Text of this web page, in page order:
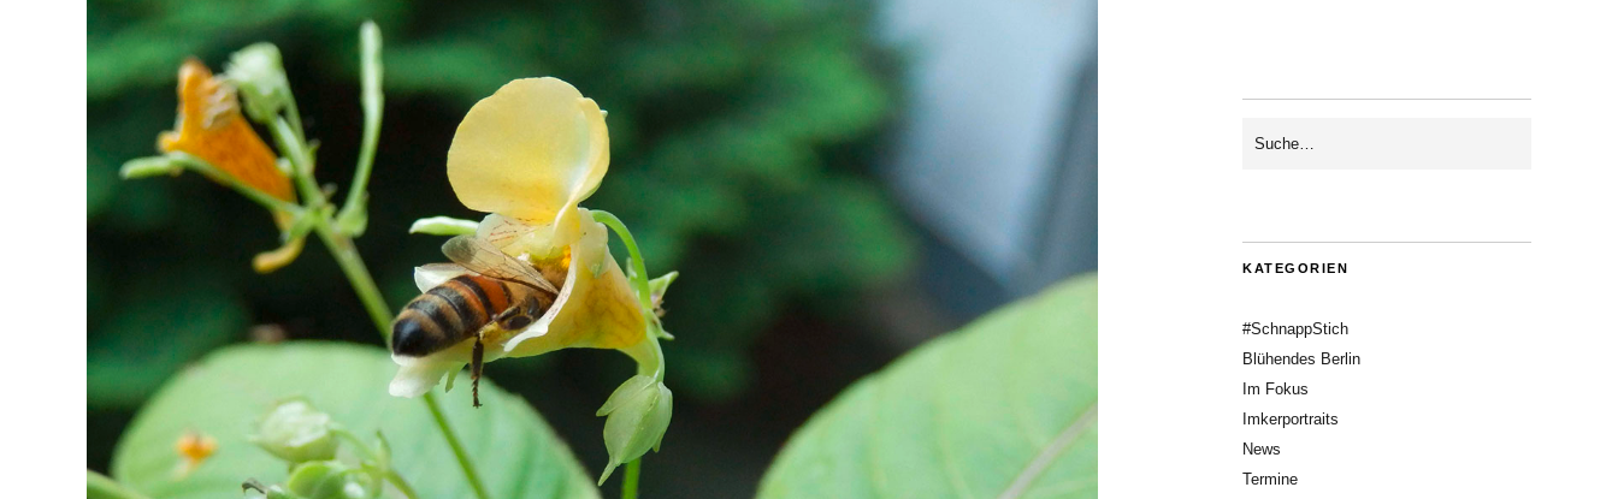
KATEGORIEN
#SchnappStich
Blühendes Berlin
Im Fokus
Imkerportraits
News
Termine